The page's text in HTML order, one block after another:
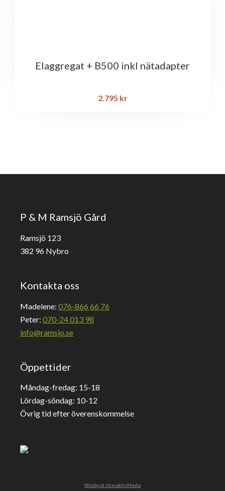
Elaggregat + B500 inkl nätadapter
2.795 kr
P & M Ramsjö Gård
Ramsjö 123
382 96 Nybro
Kontakta oss
Madelene: 076-866 66 76
Peter: 070-24 013 98
info@ramsjo.se
Öppettider
Måndag-fredag: 15-18
Lördag-söndag: 10-12
Övrig tid efter överenskommelse
Webbyrå: InteraktivMedia